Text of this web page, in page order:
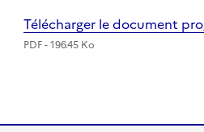
Télécharger le document
PDF - 196.45 Ko